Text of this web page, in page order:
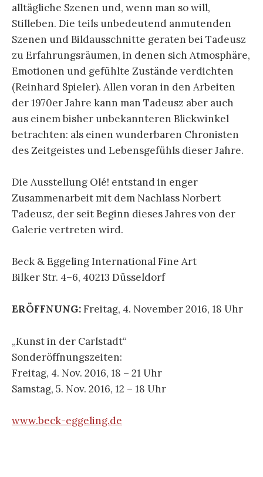
alltägliche Szenen und, wenn man so will,
Stilleben. Die teils unbedeutend anmutenden
Szenen und Bildausschnitte geraten bei Tadeusz
zu Erfahrungsräumen, in denen sich Atmosphäre,
Emotionen und gefühlte Zustände verdichten
(Reinhard Spieler). Allen voran in den Arbeiten
der 1970er Jahre kann man Tadeusz aber auch
aus einem bisher unbekannteren Blickwinkel
betrachten: als einen wunderbaren Chronisten
des Zeitgeistes und Lebensgefühls dieser Jahre.
Die Ausstellung Olé! entstand in enger
Zusammenarbeit mit dem Nachlass Norbert
Tadeusz, der seit Beginn dieses Jahres von der
Galerie vertreten wird.
Beck & Eggeling International Fine Art
Bilker Str. 4–6, 40213 Düsseldorf
ERÖFFNUNG:Freitag, 4. November 2016, 18 Uhr
„Kunst in der Carlstadt“
Sonderöffnungszeiten:
Freitag, 4. Nov. 2016, 18 – 21 Uhr
Samstag, 5. Nov. 2016, 12 – 18 Uhr
www.beck-eggeling.de